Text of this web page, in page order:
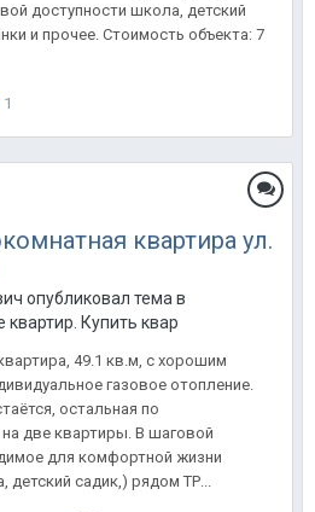
доступности школа, детский
и прочее. Стоимость объекта: 7
1
квартира ул.
опубликовал тема в
Купить квартиру в Анапе.
49.1 кв.м, с хорошим
газовое отопление.
остальная по
две квартиры. В шаговой
для комфортной жизни
детский садик,) рядом ТР...